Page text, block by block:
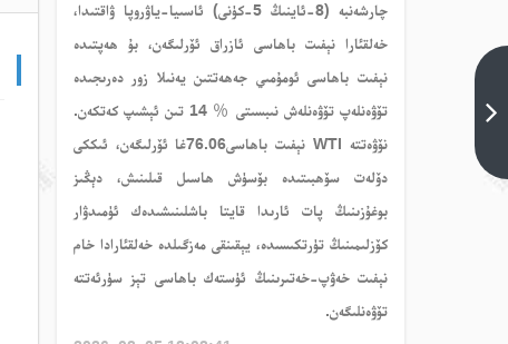
چارشەنبە (8-ئاينىڭ 5-كۈنى) ئاسىيا-ياۋروپا ۋاقتىدا،
خەلقئارا نېفىت باھاسى ئازراق ئۆرلىگەن، بۇ ھەپتىدە
نېفىت باھاسى ئومۇمىي جەھەتتىن يەنىلا زور دەرىجىدە
تۆۋەنلەپ تۆۋەنلەش نىبسىتى ％ 14 تىن ئېشىپ كەتكەن.
نۆۋەتتە WTI نېفىت باھاسى76.06غا ئۆرلىگەن، ئىككى
دۆلەت سۆھبىتىدە بۆسۈش ھاسىل قىلىنىش، دېڭىز
بوغۇزىنىڭ پات ئارىدا قايتا باشلىنىشىدەك ئۈمىدۋار
كۆزلىمىنىڭ تۈرتكىسىدە، يېقىنقى مەزگىلدە خەلقئارادا خام
نېفىت خەۋپ-خەتىرىنىڭ ئۈستەك باھاسى تېز سۈرئەتتە
تۆۋەنلىگەن.